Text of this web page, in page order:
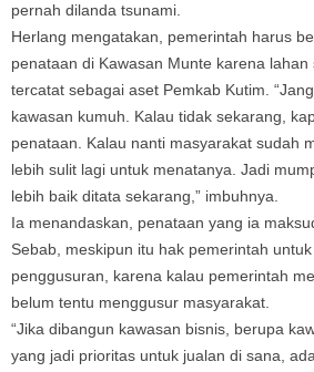
pernah dilanda tsunami.
Herlang mengatakan, pemerintah harus
penataan di Kawasan Munte karena
tercatat sebagai aset Pemkab Kutim.
kawasan kumuh. Kalau tidak sekarang,
penataan. Kalau nanti masyarakat sudah
lebih sulit lagi untuk menatanya. Jadi
lebih baik ditata sekarang,” imbuhnya.
Ia menandaskan, penataan yang ia
Sebab, meskipun itu hak pemerintah
penggusuran, karena kalau pemerintah
belum tentu menggusur masyarakat.
“Jika dibangun kawasan bisnis, berupa
yang jadi prioritas untuk jualan di sana,